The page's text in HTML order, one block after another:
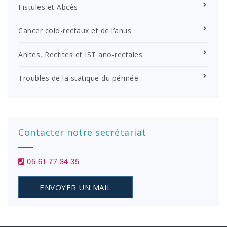
Fistules et Abcès
Cancer colo-rectaux et de l’anus
Anites, Rectites et IST ano-rectales
Troubles de la statique du périnée
Contacter notre secrétariat
05 61 77 34 35
ENVOYER UN MAIL